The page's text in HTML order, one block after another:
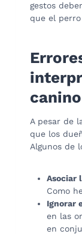
gestos
que el
canino
A pesar de
que los
Algunos de
Asociar
Como
Ignorar
en las
en